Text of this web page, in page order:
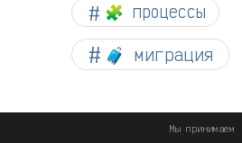
🧩 процессы
🧳 миграция
Мы принимаем